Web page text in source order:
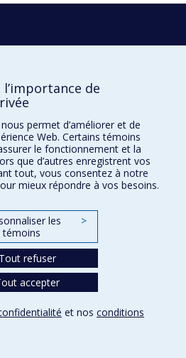
l’importance de
permet d’améliorer et de
Web. Certains témoins
le fonctionnement et la
que d’autres enregistrent vos
tout, vous consentez à notre
mieux répondre à vos besoins.
les
témoins
>
Tout refuser
accepter
et nos conditions